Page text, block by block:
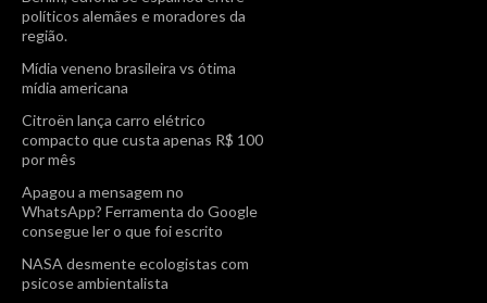
políticos alemães e moradores da
região.
Mídia veneno brasileira vs ótima
mídia americana
Citroën lança carro elétrico
compacto que custa apenas R$ 100
por mês
Apagou a mensagem no
WhatsApp? Ferramenta do Google
consegue ler o que foi escrito
NASA desmente ecologistas com
psicose ambientalista